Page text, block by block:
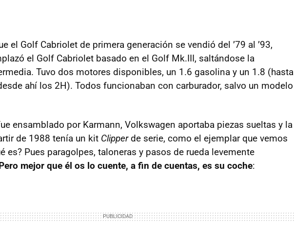
el Golf Cabriolet de primera generación se vendió del ’79 al ’93,
el Golf Cabriolet basado en el Golf Mk.III, saltándose la
Tuvo dos motores disponibles, un 1.6 gasolina y un 1.8 (hasta
ahí los 2H). Todos funcionaban con carburador, salvo un modelo
ensamblado por Karmann, Volkswagen aportaba piezas sueltas y la
de 1988 tenía un kit Clipperde serie, como el ejemplar que vemos
es? Pues paragolpes, taloneras y pasos de rueda levemente
mejor que él os lo cuente, a fin de cuentas, es su coche: